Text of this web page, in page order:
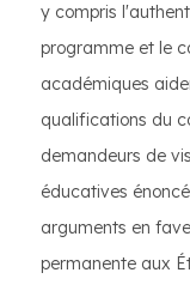
y compris
programme et le
académiques
qualifications du
demandeurs de
éducatives
arguments en
permanente aux